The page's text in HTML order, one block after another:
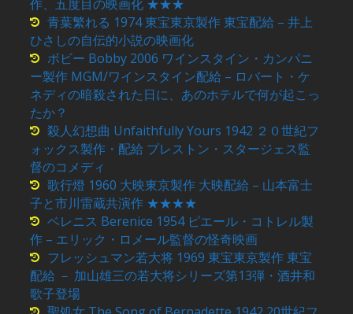
作、五度目の映画化 ★★★
青葉繁れる 1974 東宝東京製作 東宝配給 – 井上
ひさしの自伝的小説の映画化
ボビー Bobby 2006 ワインスタイン・カンパニ
ー製作 MGM/ワインスタイン配給 – ロバート・ケ
ネディの暗殺された日に、あのホテルで何が起こっ
たか？
殺人幻想曲 Unfaithfully Yours 1942 ２０世紀フ
ォックス製作・配給 プレストン・スタージェス監
督のコメディ
歌行燈 1960 大映東京製作 大映配給 – 山本富士
子と市川雷蔵共演作 ★★★★
ベレニス Berenice 1954 ピエール・コトレル製
作 – エリック・ロメール監督の怪奇映画
フレッシュマン若大将 1969 東宝東京製作 東宝
配給 － 加山雄三の若大将シリーズ第13弾・酒井和
歌子登場